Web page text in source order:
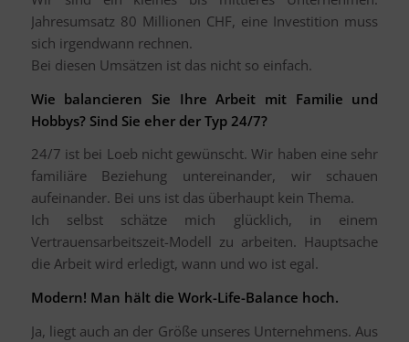
Jahresumsatz 80 Millionen CHF, eine Investition muss
sich irgendwann rechnen.
Bei diesen Umsätzen ist das nicht so einfach.
Wie balancieren Sie Ihre Arbeit mit Familie und
Hobbys? Sind Sie eher der Typ 24/7?
24/7 ist bei Loeb nicht gewünscht. Wir haben eine sehr
familiäre Beziehung untereinander, wir schauen
aufeinander. Bei uns ist das überhaupt kein Thema.
Ich selbst schätze mich glücklich, in einem
Vertrauensarbeitszeit-Modell zu arbeiten. Hauptsache
die Arbeit wird erledigt, wann und wo ist egal.
Modern! Man hält die Work-Life-Balance hoch.
Ja, liegt auch an der Größe unseres Unternehmens. Aus